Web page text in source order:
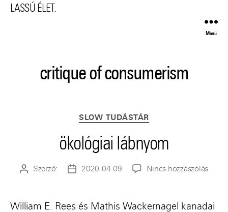
LASSÚ ÉLET.
Menü
critique of consumerism
Kategóriák
SLOW TUDÁSTÁR
ökológiai lábnyom
Bejegyzés
Szerző:
Bejegyzés
2020-04-09 Nincs hozzászólása(z)
William E. Rees és Mathis Wackernagel kanadai